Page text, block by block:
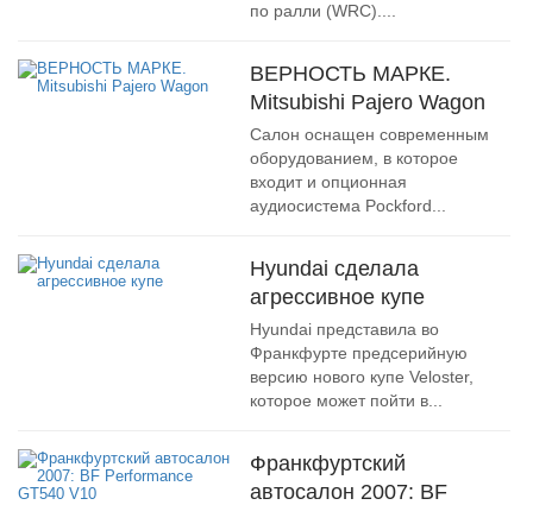
по ралли (WRC)....
ВЕРНОСТЬ МАРКЕ.
Mitsubishi Pajero Wagon
Салон оснащен современным
оборудованием, в которое
входит и опционная
аудиосистема Pockford...
Hyundai сделала
агрессивное купе
Hyundai представила во
Франкфурте предсерийную
версию нового купе Veloster,
которое может пойти в...
Франкфуртский
автосалон 2007: BF